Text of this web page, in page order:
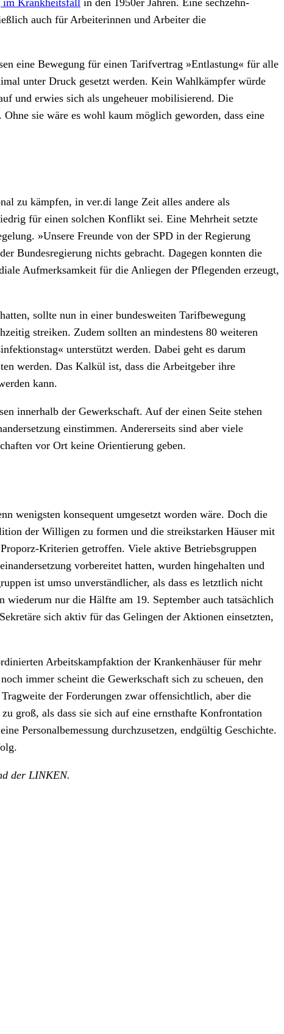
auch für Arbeiterinnen und Arbeiter die
eine Bewegung für einen Tarifvertrag »Entlastung« für alle
unter Druck gesetzt werden. Kein Wahlkämpfer würde
und erwies sich als ungeheuer mobilisierend. Die
sie wäre es wohl kaum möglich geworden, dass eine
zu kämpfen, in ver.di lange Zeit alles andere als
für einen solchen Konflikt sei. Eine Mehrheit setzte
»Unsere Freunde von der SPD in der Regierung
Bundesregierung nichts gebracht. Dagegen konnten die
Aufmerksamkeit für die Anliegen der Pflegenden erzeugt,
sollte nun in einer bundesweiten Tarifbewegung
streiken. Zudem sollten an mindestens 80 weiteren
unterstützt werden. Dabei geht es darum
werden. Das Kalkül ist, dass die Arbeitgeber ihre
kann.
innerhalb der Gewerkschaft. Auf der einen Seite stehen
einstimmen. Andererseits sind aber viele
vor Ort keine Orientierung geben.
wenigsten konsequent umgesetzt worden wäre. Doch die
der Willigen zu formen und die streikstarken Häuser mit
Kriterien getroffen. Viele aktive Betriebsgruppen
vorbereitet hatten, wurden hingehalten und
ist umso unverständlicher, als dass es letztlich nicht
nur die Hälfte am 19. September auch tatsächlich
sich aktiv für das Gelingen der Aktionen einsetzten,
Arbeitskampfaktion der Krankenhäuser für mehr
immer scheint die Gewerkschaft sich zu scheuen, den
der Forderungen zwar offensichtlich, aber die
groß, als dass sie sich auf eine ernsthafte Konfrontation
Personalbemessung durchzusetzen, endgültig Geschichte.
der LINKEN.